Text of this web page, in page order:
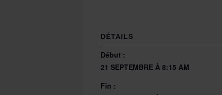
DÉTAILS
Début :
21 SEPTEMBRE À 8:15 AM
Fin :